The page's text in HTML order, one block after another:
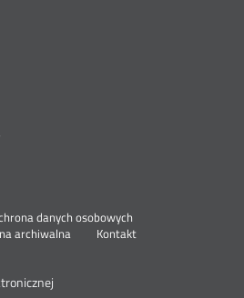
danych osobowych
archiwalna
Kontakt